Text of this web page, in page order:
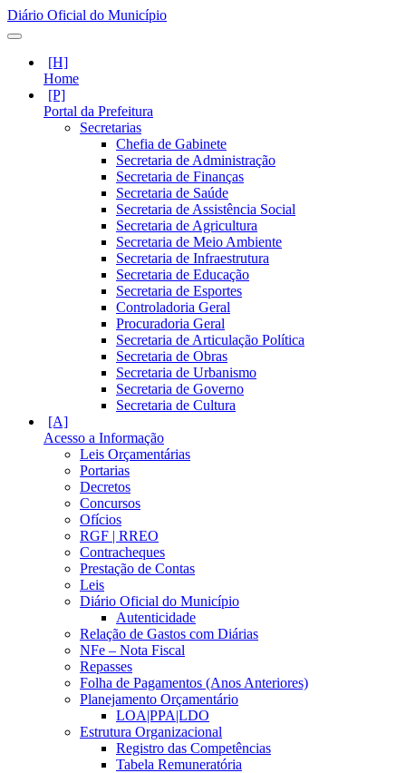
Diário Oficial do Município
Home
Portal da Prefeitura
Secretarias
Chefia de Gabinete
Secretaria de Administração
Secretaria de Finanças
Secretaria de Saúde
Secretaria de Assistência Social
Secretaria de Agricultura
Secretaria de Meio Ambiente
Secretaria de Infraestrutura
Secretaria de Educação
Secretaria de Esportes
Controladoria Geral
Procuradoria Geral
Secretaria de Articulação Política
Secretaria de Obras
Secretaria de Urbanismo
Secretaria de Governo
Secretaria de Cultura
Acesso a Informação
Leis Orçamentárias
Portarias
Decretos
Concursos
Ofícios
RGF | RREO
Contracheques
Prestação de Contas
Leis
Diário Oficial do Município
Autenticidade
Relação de Gastos com Diárias
NFe – Nota Fiscal
Repasses
Folha de Pagamentos (Anos Anteriores)
Planejamento Orçamentário
LOA|PPA|LDO
Estrutura Organizacional
Registro das Competências
Tabela Remuneratória